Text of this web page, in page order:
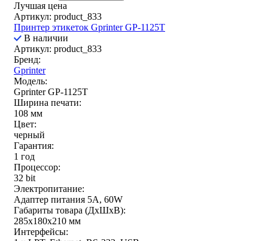
Лучшая цена
Артикул: product_833
Принтер этикеток Gprinter GP-1125T
В наличии
Артикул: product_833
Бренд:
Gprinter
Модель:
Gprinter GP-1125T
Ширина печати:
108 мм
Цвет:
черный
Гарантия:
1 год
Процессор:
32 bit
Электропитание:
Адаптер питания 5А, 60W
Габариты товара (ДxШxВ):
285х180х210 мм
Интерфейсы: